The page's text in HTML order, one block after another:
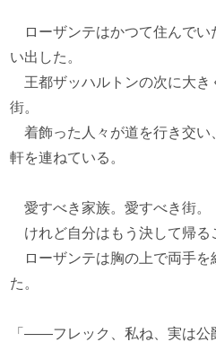
ローザンテはかつて住んでい
い出した。
王都ザッハルトンの次に大き
街。
着飾った人々が道を行き交い
軒を連ねている。
愛すべき家族。愛すべき街。
けれど自分はもう決して帰る
ローザンテは胸の上で両手を
た。
「――フレック、私ね、実は公